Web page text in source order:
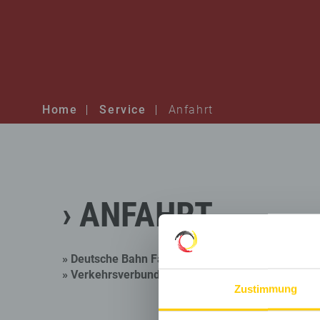
Zustimmung
Home Service Anfahrt
ANFAHRT
» Deutsche Bahn Fahrbahnauskunft
» Verkehrsverbund Mittelsachsen